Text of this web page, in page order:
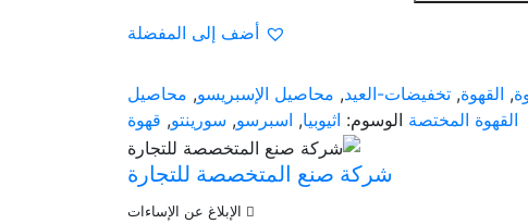
أضف إلى المفضلة
, القهوة, تخفيضات-العيد, محاصيل الإسبريسو, محاصيل
القهوة المختصة الوسوم: اثيوبيا, اسبرسو, سورينتو, قهوة
شركة صنع المتخصصة للتجارة
الإبلاغ عن الإساءات